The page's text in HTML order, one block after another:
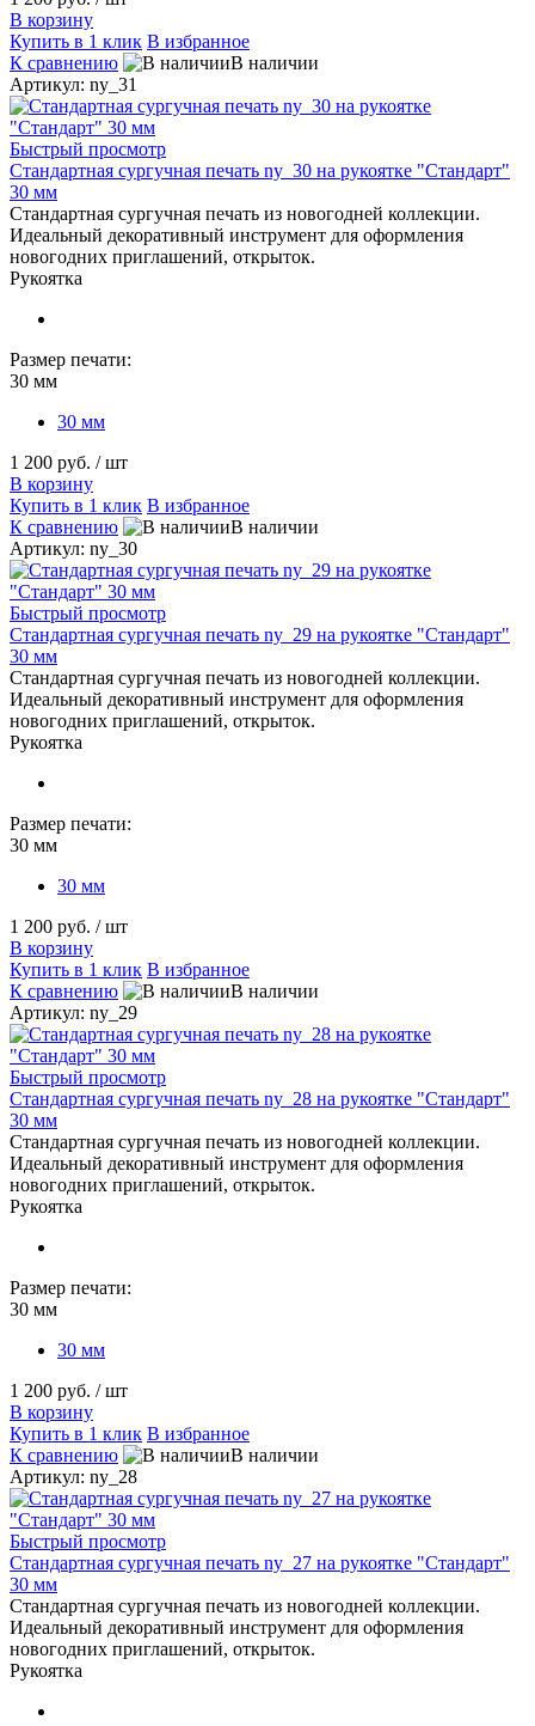
В корзину
Купить в 1 клик В избранное
К сравнению
В наличии
Артикул: ny_31
Быстрый просмотр
Стандартная сургучная печать ny_30 на рукоятке "Стандарт"
30 мм
Стандартная сургучная печать из новогодней коллекции.
Идеальный декоративный инструмент для оформления
новогодних приглашений, открыток.
Рукоятка
Размер печати:
30 мм
30 мм
1 200 руб. / шт
В корзину
Купить в 1 клик В избранное
К сравнению
В наличии
Артикул: ny_30
Быстрый просмотр
Стандартная сургучная печать ny_29 на рукоятке "Стандарт"
30 мм
Стандартная сургучная печать из новогодней коллекции.
Идеальный декоративный инструмент для оформления
новогодних приглашений, открыток.
Рукоятка
Размер печати:
30 мм
30 мм
1 200 руб. / шт
В корзину
Купить в 1 клик В избранное
К сравнению
В наличии
Артикул: ny_29
Быстрый просмотр
Стандартная сургучная печать ny_28 на рукоятке "Стандарт"
30 мм
Стандартная сургучная печать из новогодней коллекции.
Идеальный декоративный инструмент для оформления
новогодних приглашений, открыток.
Рукоятка
Размер печати:
30 мм
30 мм
1 200 руб. / шт
В корзину
Купить в 1 клик В избранное
К сравнению
В наличии
Артикул: ny_28
Быстрый просмотр
Стандартная сургучная печать ny_27 на рукоятке "Стандарт"
30 мм
Стандартная сургучная печать из новогодней коллекции.
Идеальный декоративный инструмент для оформления
новогодних приглашений, открыток.
Рукоятка